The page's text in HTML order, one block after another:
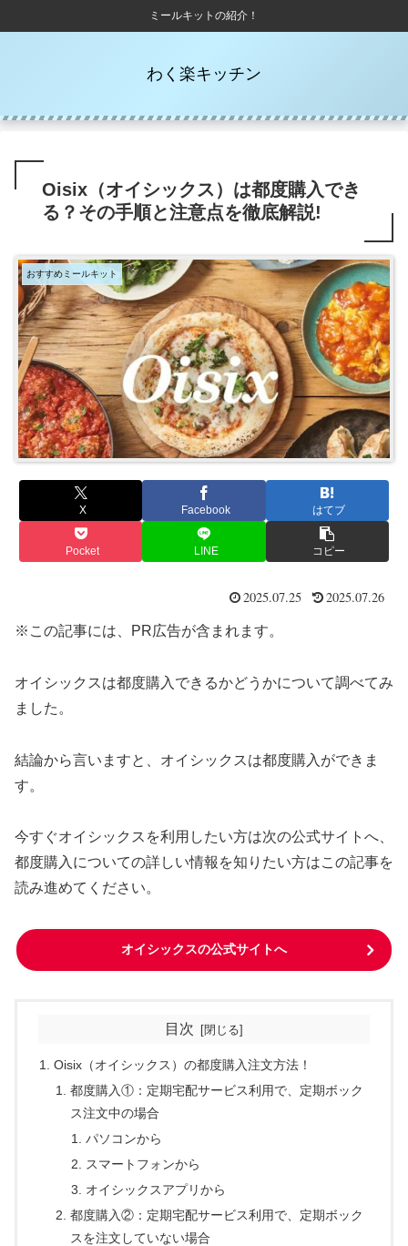
ミールキットの紹介！
わく楽キッチン
Oisix（オイシックス）は都度購入でき
る？その手順と注意点を徹底解説!
おすすめミールキット
X Facebook はてブ
Pocket LINE コピー
2025.07.25 2025.07.26
※この記事には、PR広告が含まれます。
オイシックスは都度購入できるかどうかについて調べてみ
ました。
結論から言いますと、オイシックスは都度購入ができま
す。
今すぐオイシックスを利用したい方は次の公式サイトへ、
都度購入についての詳しい情報を知りたい方はこの記事を
読み進めてください。
オイシックスの公式サイトへ
目次
Oisix（オイシックス）の都度購入注文方法！
都度購入①：定期宅配サービス利用で、定期ボック
ス注文中の場合
パソコンから
スマートフォンから
オイシックスアプリから
都度購入②：定期宅配サービス利用で、定期ボック
スを注文していない場合